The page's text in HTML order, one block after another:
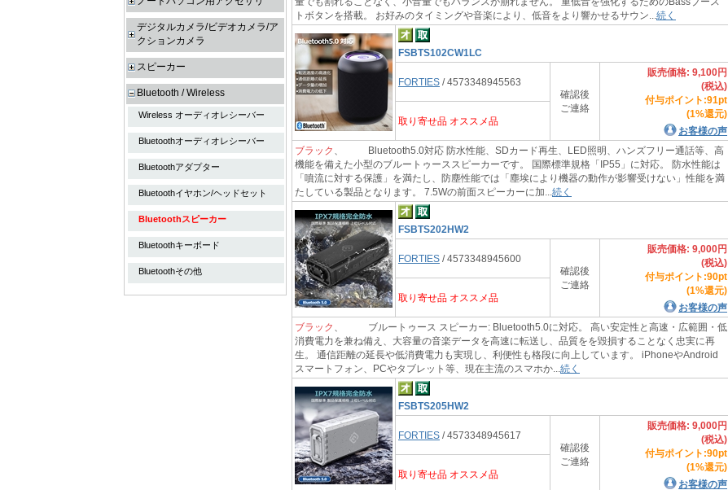
トボタンを搭載。 お好みのタイミングや音楽により、低音をより響かせるサウン... 続く
FSBTS102CW1LC
FORTIES / 4573348945563
確認後
ご連絡
販売価格: 9,100円
(税込)
付与ポイント:91pt
(1%還元)
お客様の声
取り寄せ品 オススメ品
ブラック
、 Bluetooth5.0対応 防水性能、SDカード再生、LED照明、ハンズフリー通話等、高
機能を備えた小型のブルートゥーススピーカーです。 国際標準規格「IP55」に対応。 防水性能は
「噴流に対する保護」を満たし、防塵性能では「塵埃により機器の動作が影響受けない」性能を満
たしている製品となります。 7.5Wの前面スピーカーに加... 続く
FSBTS202HW2
FORTIES / 4573348945600
確認後
ご連絡
販売価格: 9,000円
(税込)
付与ポイント:90pt
(1%還元)
お客様の声
取り寄せ品 オススメ品
ブラック
、 ブルートゥース スピーカー: Bluetooth5.0に対応。 高い安定性と高速・広範囲・低
消費電力を兼ね備え、大容量の音楽データを高速に転送し、品質をを毀損することなく忠実に再
生。 通信距離の延長や低消費電力も実現し、利便性も格段に向上しています。 iPhoneやAndroid
スマートフォン、PCやタブレット等、現在主流のスマホか... 続く
FSBTS205HW2
FORTIES / 4573348945617
確認後
ご連絡
販売価格: 9,000円
(税込)
付与ポイント:90pt
(1%還元)
お客様の声
取り寄せ品 オススメ品
デジタルカメラ/ビデオカメラ/ア
クションカメラ
スピーカー
Bluetooth / Wireless
Wireless オーディオレシーバー
Bluetoothオーディオレシーバー
Bluetoothアダプター
Bluetoothイヤホン/ヘッドセット
Bluetoothスピーカー
Bluetoothキーボード
Bluetoothその他